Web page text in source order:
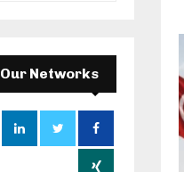
Our Networks